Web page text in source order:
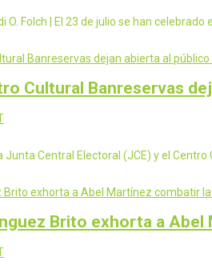
O. Folch | El 23 de julio se han celebrado
Cultural Banreservas
Junta Central Electoral (JCE) y el
Brito exhorta a